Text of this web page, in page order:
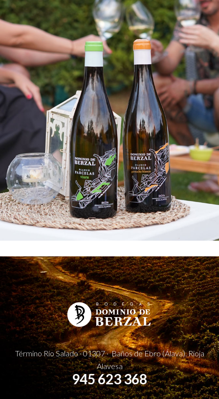
Término Río Salado · 01307 · Baños de Ebro (Álava). Rioja
Alavesa
945 623 368